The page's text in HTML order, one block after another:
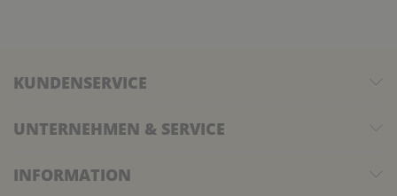
KUNDENSERVICE
UNTERNEHMEN & SERVICE
INFORMATION